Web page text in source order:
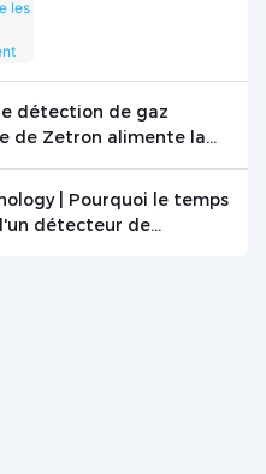
détection de gaz
de Zetron alimente la
| Pourquoi le temps
détecteur de